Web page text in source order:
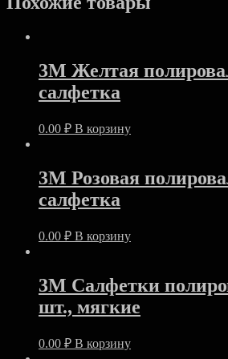
3M Желтая
салфетка
0.00 ₽ В корзину
3M Розовая
салфетка
0.00 ₽ В корзину
3M Салфетки
шт., мягкие
0.00 ₽ В корзину